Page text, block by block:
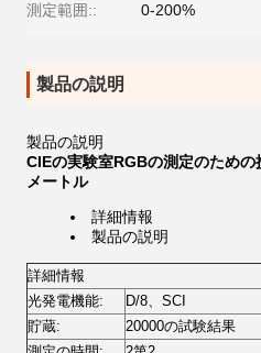
測定範囲:: 0-200%
製品の説明
製品の説明
CIEの実験室RGBの測定のため
メートル
詳細情報
製品の説明
詳細情報
光発電機能:
D/8、SCI
貯蔵:
20000の試験結果